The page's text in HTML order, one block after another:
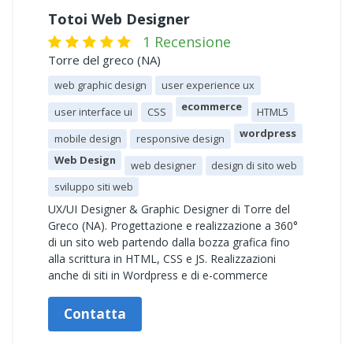
Totoi Web Designer
1 Recensione
Torre del greco (NA)
web graphic design
user experience ux
user interface ui
CSS ecommerce
HTML5
mobile design
responsive design
wordpress
Web Design
web designer
design di sito web
sviluppo siti web
UX/UI Designer & Graphic Designer di Torre del
Greco (NA). Progettazione e realizzazione a 360°
di un sito web partendo dalla bozza grafica fino
alla scrittura in HTML, CSS e JS. Realizzazioni
anche di siti in Wordpress e di e-commerce
Contatta